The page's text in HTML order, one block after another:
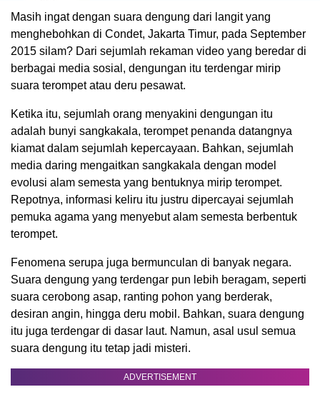
Masih ingat dengan suara dengung dari langit yang
menghebohkan di Condet, Jakarta Timur, pada September
2015 silam? Dari sejumlah rekaman video yang beredar di
berbagai media sosial, dengungan itu terdengar mirip
suara terompet atau deru pesawat.
Ketika itu, sejumlah orang menyakini dengungan itu
adalah bunyi sangkakala, terompet penanda datangnya
kiamat dalam sejumlah kepercayaan. Bahkan, sejumlah
media daring mengaitkan sangkakala dengan model
evolusi alam semesta yang bentuknya mirip terompet.
Repotnya, informasi keliru itu justru dipercayai sejumlah
pemuka agama yang menyebut alam semesta berbentuk
terompet.
Fenomena serupa juga bermunculan di banyak negara.
Suara dengung yang terdengar pun lebih beragam, seperti
suara cerobong asap, ranting pohon yang berderak,
desiran angin, hingga deru mobil. Bahkan, suara dengung
itu juga terdengar di dasar laut. Namun, asal usul semua
suara dengung itu tetap jadi misteri.
ADVERTISEMENT